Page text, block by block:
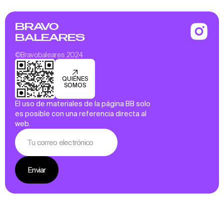
BRAVO
BALEARES
©Bravobaleares 2024
QUIÉNES
SOMOS
El uso de materiales de la página BB solo
es posible con una referencia directa al
web.